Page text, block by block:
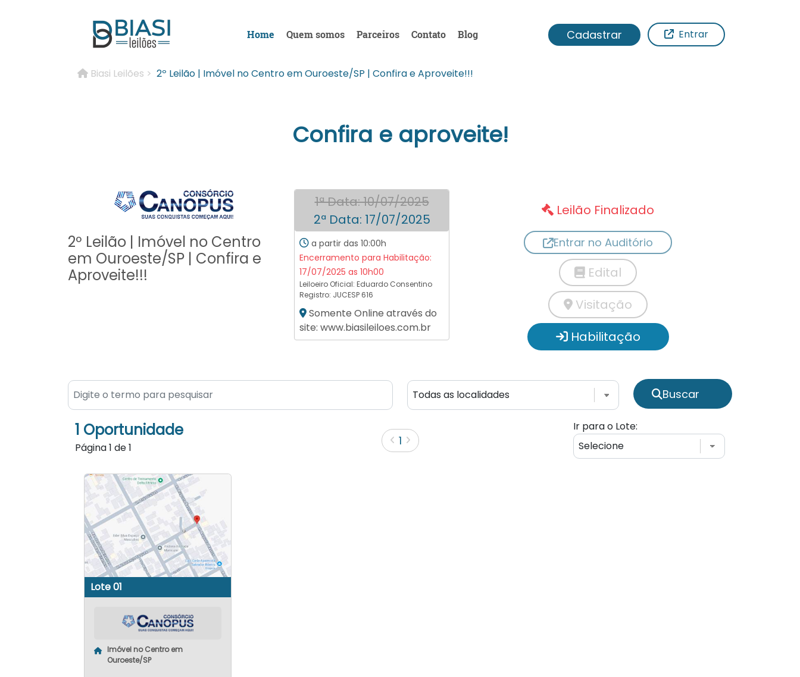
Home Quem somos Parceiros Contato Blog Cadastrar Entrar
Biasi Leilões > 2º Leilão | Imóvel no Centro em Ouroeste/SP | Confira e Aproveite!!!
Confira e aproveite!
2º Leilão | Imóvel no Centro
em Ouroeste/SP | Confira e
Aproveite!!!
1ª Data: 10/07/2025
2ª Data: 17/07/2025
a partir das 10:00h
Encerramento para Habilitação:
17/07/2025 as 10h00
Leiloeiro Oficial: Eduardo Consentino
Registro: JUCESP 616
Somente Online através do
site: www.biasileiloes.com.br
Leilão Finalizado
Entrar no Auditório
Edital
Visitação
Habilitação
Buscar
1 Oportunidade
Página1 de1 1
Ir para o Lote:
Lote 01
Imóvel no Centro em
Ouroeste/SP